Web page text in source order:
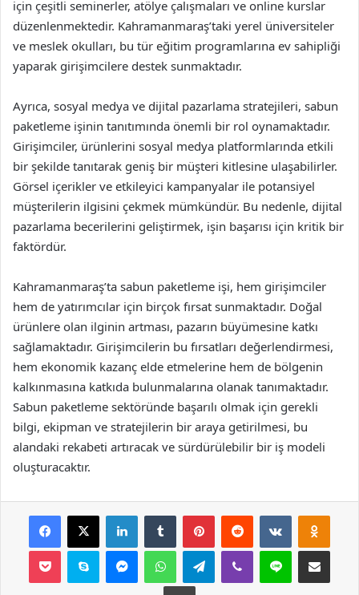
için çeşitli seminerler, atölye çalışmaları ve online kurslar
düzenlenmektedir. Kahramanmaraş’taki yerel üniversiteler
ve meslek okulları, bu tür eğitim programlarına ev sahipliği
yaparak girişimcilere destek sunmaktadır.
Ayrıca, sosyal medya ve dijital pazarlama stratejileri, sabun
paketleme işinin tanıtımında önemli bir rol oynamaktadır.
Girişimciler, ürünlerini sosyal medya platformlarında etkili
bir şekilde tanıtarak geniş bir müşteri kitlesine ulaşabilirler.
Görsel içerikler ve etkileyici kampanyalar ile potansiyel
müşterilerin ilgisini çekmek mümkündür. Bu nedenle, dijital
pazarlama becerilerini geliştirmek, işin başarısı için kritik bir
faktördür.
Kahramanmaraş’ta sabun paketleme işi, hem girişimciler
hem de yatırımcılar için birçok fırsat sunmaktadır. Doğal
ürünlere olan ilginin artması, pazarın büyümesine katkı
sağlamaktadır. Girişimcilerin bu fırsatları değerlendirmesi,
hem ekonomik kazanç elde etmelerine hem de bölgenin
kalkınmasına katkıda bulunmalarına olanak tanımaktadır.
Sabun paketleme sektöründe başarılı olmak için gerekli
bilgi, ekipman ve stratejilerin bir araya getirilmesi, bu
alandaki rekabeti artıracak ve sürdürülebilir bir iş modeli
oluşturacaktır.
Facebook
X LinkedInTumblr PinterestReddit VKontakte
Pocket Skype MessengerWhatsAppTelegramViber Line E-Posta ile
Yazdır